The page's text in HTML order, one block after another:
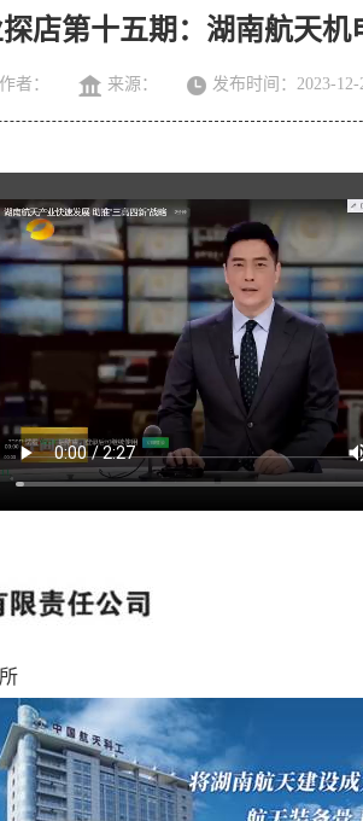
探店第十五期：湖南航天
作者： 来源： 发布时间：2023-12-